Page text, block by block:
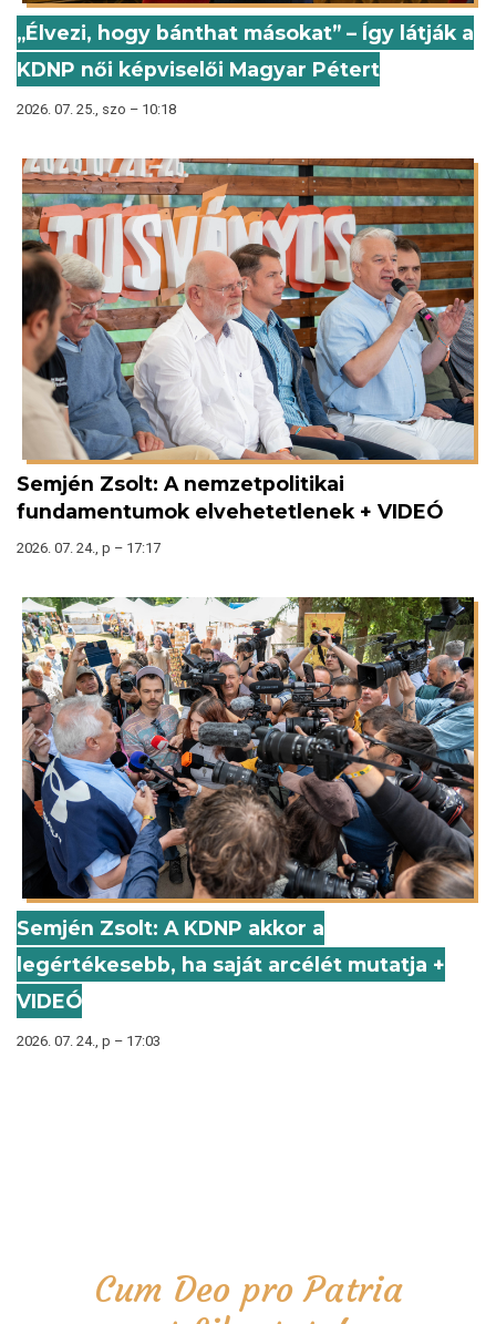
„Élvezi, hogy bánthat másokat” – Így látják a
KDNP női képviselői Magyar Pétert
2026. 07. 25., szo – 10:18
Semjén Zsolt: A nemzetpolitikai
fundamentumok elvehetetlenek + VIDEÓ
2026. 07. 24., p – 17:17
Semjén Zsolt: A KDNP akkor a
legértékesebb, ha saját arcélét mutatja +
VIDEÓ
2026. 07. 24., p – 17:03
Cum Deo pro Patria